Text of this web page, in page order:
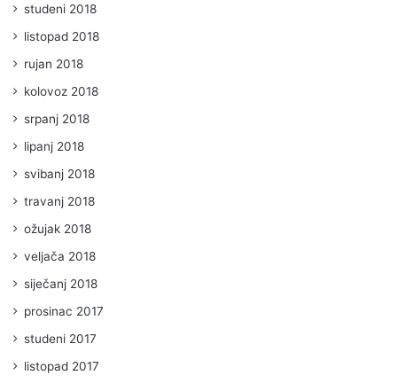
studeni 2018
listopad 2018
rujan 2018
kolovoz 2018
srpanj 2018
lipanj 2018
svibanj 2018
travanj 2018
ožujak 2018
veljača 2018
siječanj 2018
prosinac 2017
studeni 2017
listopad 2017